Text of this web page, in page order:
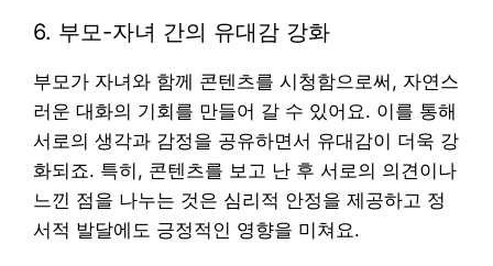
6. 부모-자녀 간의 유대감 강화
부모가 자녀와 함께 콘텐츠를 시청함으로써, 자연스
러운 대화의 기회를 만들어 갈 수 있어요. 이를 통해
서로의 생각과 감정을 공유하면서 유대감이 더욱 강
화되죠. 특히, 콘텐츠를 보고 난 후 서로의 의견이나
느낀 점을 나누는 것은 심리적 안정을 제공하고 정
서적 발달에도 긍정적인 영향을 미쳐요.